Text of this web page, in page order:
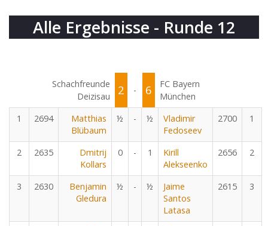
Alle Ergebnisse - Runde 12
Schachfreunde
Deizisau
2 - 6
FC Bayern
München
1
2694
Matthias
Blübaum
½ - ½
Vladimir
Fedoseev
2700 1
2 2635
Dmitrij
Kollars
0 - 1
Kirill
Alekseenko
2656 2
3 2630
Benjamin
Gledura
½ - ½
Jaime
Santos
Latasa
2615 3